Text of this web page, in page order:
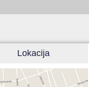
Lokacija